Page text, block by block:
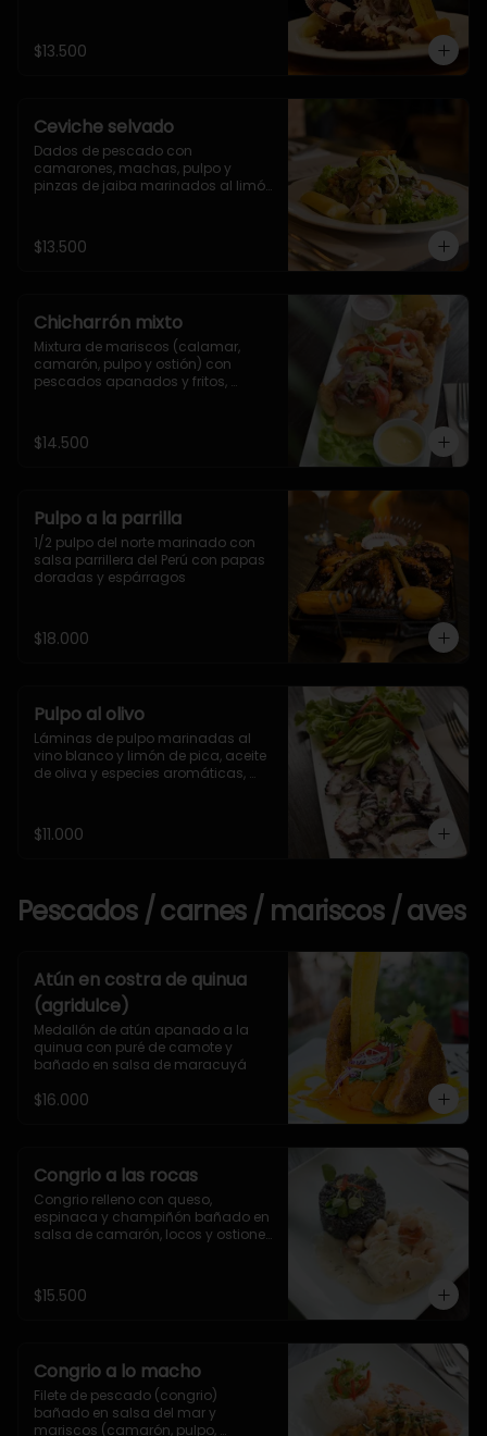
$13.500
Ceviche selvado
Dados de pescado con
camarones, machas, pulpo y
pinzas de jaiba marinados al limón
cebolla morada, choclo peruano,
yuca, camote y cancha
$13.500
Chicharrón mixto
Mixtura de mariscos (calamar,
camarón, pulpo y ostión) con
pescados apanados y fritos,
$14.500
Pulpo a la parrilla
1/2 pulpo del norte marinado con
salsa parrillera del Perú con papas
doradas y espárragos
$18.000
Pulpo al olivo
Láminas de pulpo marinadas al
vino blanco y limón de pica, aceite
de oliva y especies aromáticas,
$11.000
Pescados / carnes / mariscos / aves
Atún en costra de quinua
(agridulce)
Medallón de atún apanado a la
quinua con puré de camote y
bañado en salsa de maracuyá
$16.000
Congrio a las rocas
Congrio relleno con queso,
espinaca y champiñón bañado en
salsa de camarón, locos y ostiones
$15.500
Congrio a lo macho
Filete de pescado (congrio)
bañado en salsa del mar y
mariscos (camarón, pulpo,